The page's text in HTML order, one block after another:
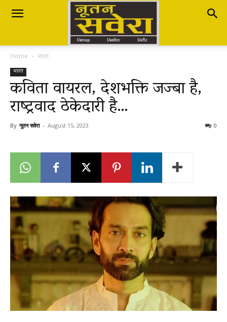
Nutan
Savera
नूतन
Breaking
News
Home भारत
भारत
कविता वायरल, देशभक्ति जज्बा है,
राष्ट्रवाद ठेकेदारी है…
By नूतन सवेरा - August 15, 2023 0